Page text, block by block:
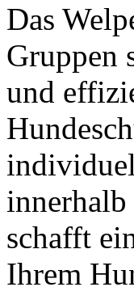
Das
Gruppen
und
schafft
Ihrem